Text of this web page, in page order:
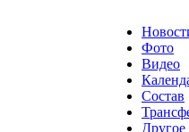
Фото
Видео
Состав
Другое